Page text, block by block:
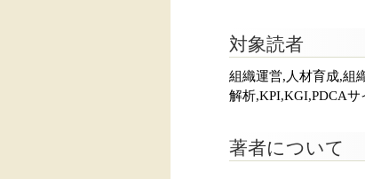
対象読者
組織運営,人材育成,組
解析,KPI,KGI,PDCAサ
著者について